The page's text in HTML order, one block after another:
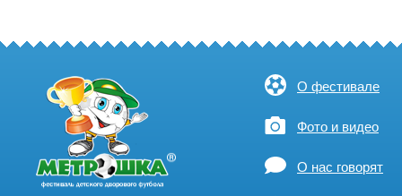
О фестивале
Фото и видео
О нас говорят